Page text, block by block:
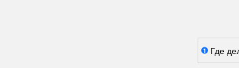
Где
1